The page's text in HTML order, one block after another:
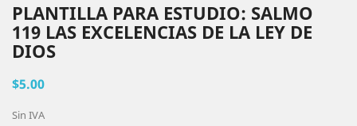
PLANTILLA PARA ESTUDIO: SALMO
119 LAS EXCELENCIAS DE LA LEY DE
DIOS
$5.00
Sin IVA